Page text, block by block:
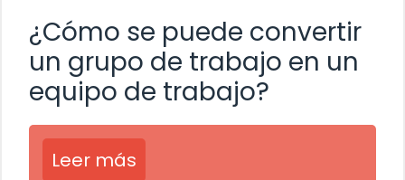
¿Cómo se puede convertir
un grupo de trabajo en un
equipo de trabajo?
Leer más